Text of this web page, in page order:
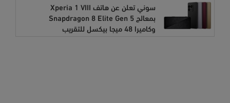
سوني تعلن عن هاتف Xperia 1 VIII
بمعالج Snapdragon 8 Elite Gen 5
وكاميرا 48 ميجا بيكسل للتقريب